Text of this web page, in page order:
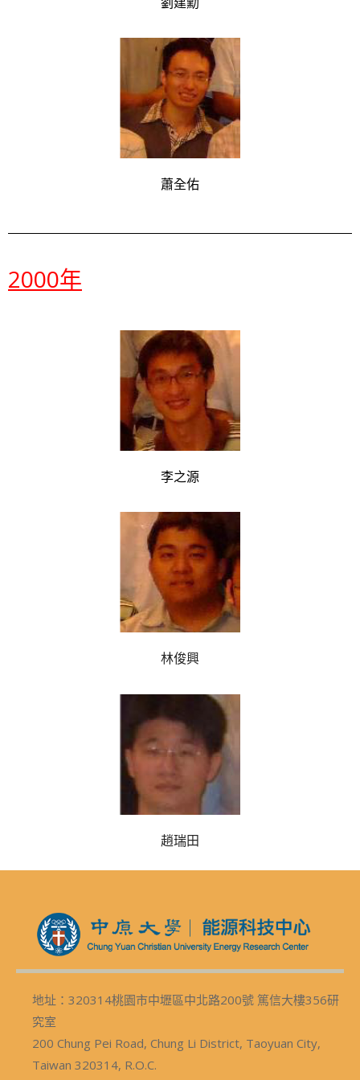
蕭全佑
2000年
李之源
林俊興
趙瑞田
地址：320314桃園市中壢區中北路200號 篤信大樓356研
究室
200 Chung Pei Road, Chung Li District, Taoyuan City,
Taiwan 320314, R.O.C.